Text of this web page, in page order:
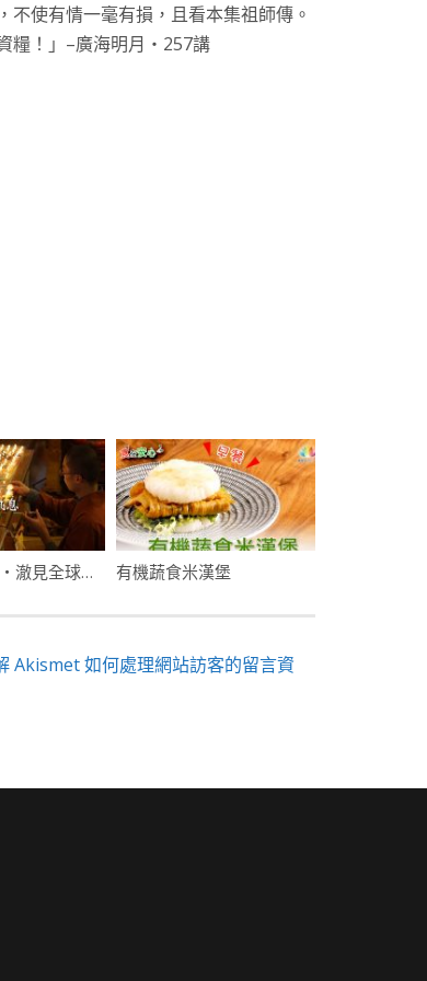
使有情一毫有損，且看本集祖師傳。
糧！」–廣海明月・257講
2016・11月・澈見全球訊息 有機蔬食米漢堡
Akismet 如何處理網站訪客的留言資